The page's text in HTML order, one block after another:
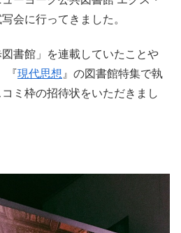
会に行ってきました。
図書館」を連載していたことや
『現代思想 』の図書館特集で執
ミ枠の招待状をいただきまし